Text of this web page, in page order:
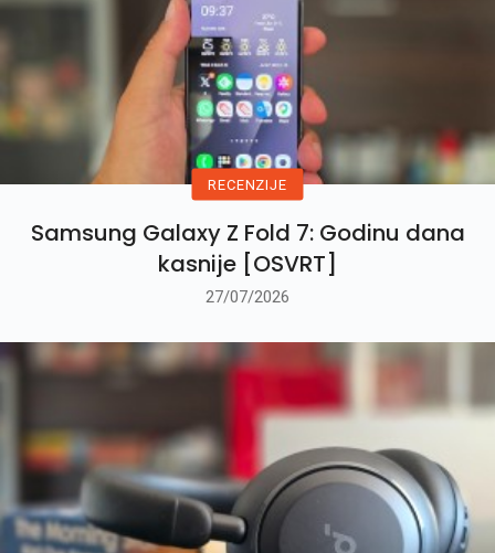
RECENZIJE
Samsung Galaxy Z Fold 7: Godinu dana
kasnije [OSVRT]
27/07/2026